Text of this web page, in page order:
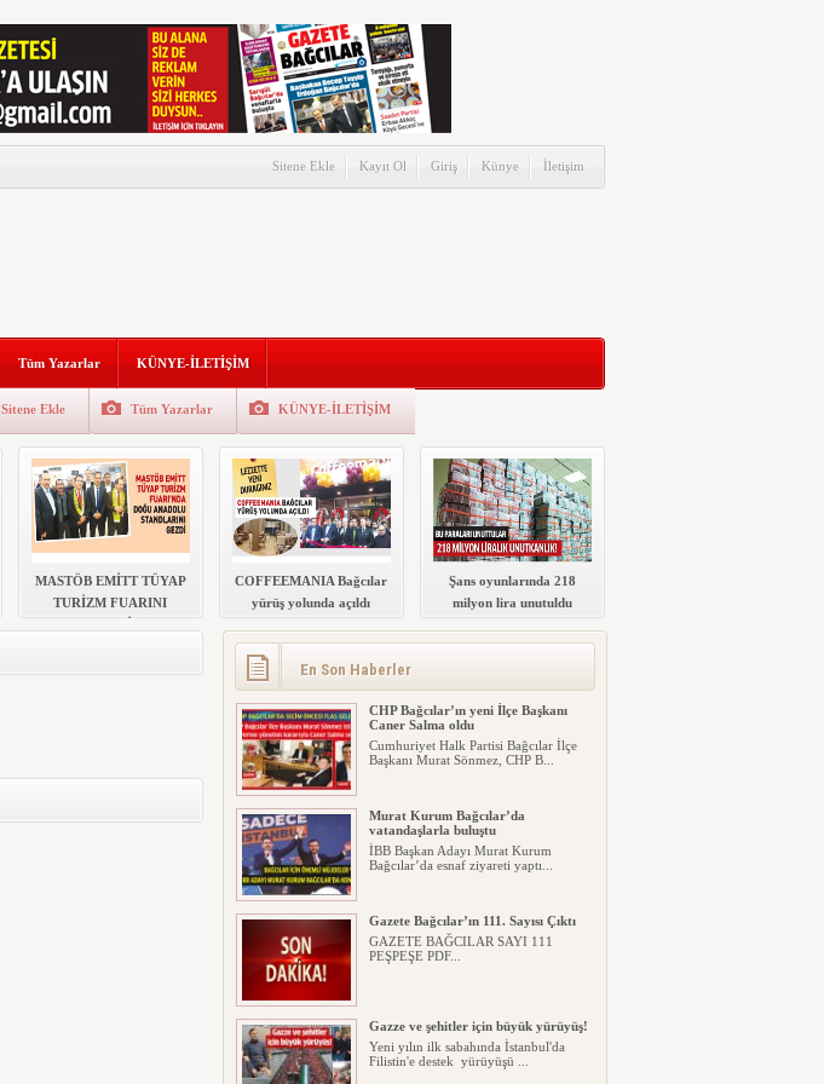
Sitene Ekle Kayıt Ol Giriş Künye İletişim
Tüm Yazarlar KÜNYE-İLETİŞİM
Sitene Ekle Tüm Yazarlar KÜNYE-İLETİŞİM
MASTÖB EMİTT TÜYAP
TURİZM FUARINI
COFFEEMANIA Bağcılar
yürüş yolunda açıldı
Şans oyunlarında 218
milyon lira unutuldu
En Son Haberler
Memleket Partisi tam saha presse
başladı
Memleket Partisi Bağcılar Belediye
CHP Bağcılar’ın yeni İlçe Başkanı
Caner Salma oldu
Cumhuriyet Halk Partisi Bağcılar İlçe
Başkanı Murat Sönmez, CHP B...
Murat Kurum Bağcılar’da
vatandaşlarla buluştu
İBB Başkan Adayı Murat Kurum
Bağcılar’da esnaf ziyareti yaptı...
Gazete Bağcılar’ın 111. Sayısı Çıktı
GAZETE BAĞCILAR SAYI 111
PEŞPEŞE PDF...
Gazze ve şehitler için büyük yürüyüş!
Yeni yılın ilk sabahında İstanbul'da
Filistin'e destek yürüyüşü ...